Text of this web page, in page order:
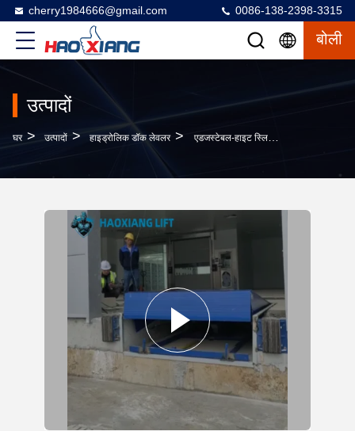
cherry1984666@gmail.com 0086-138-2398-3315
बोली
उत्पादों
घर > उत्पादों > हाइड्रोलिक डॉक लेवलर > एडजस्टेबल-हाइट स्लिप-रेसिस्टेंट हाइड्रोलिक डॉक लेवलर 5T-20T फॉर डॉक-ट्रक कार्गो ट्रांज़िशन